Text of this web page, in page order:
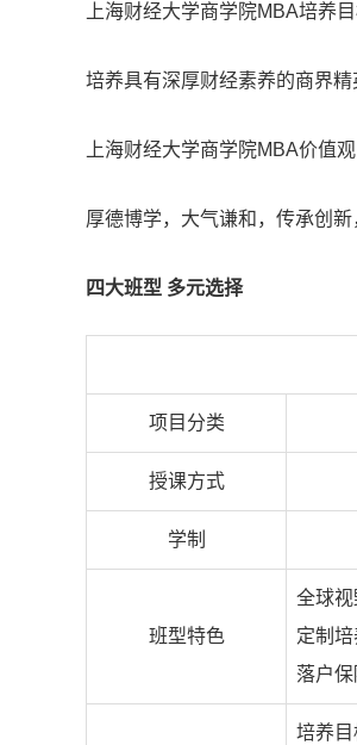
上海财经大学商学院MBA培养
培养具有深厚财经素养的商界精
上海财经大学商学院MBA价值观
厚德博学，大气谦和，传承创新
四大班型 多元选择
项目分类
授课方式
学制
班型特色
全球
定制培
落户
培养